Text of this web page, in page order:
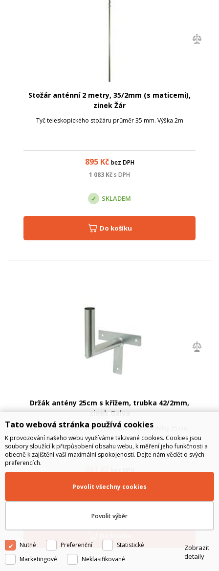
Stožár anténní 2 metry, 35/2mm (s maticemi),
zinek Žár
Tyč teleskopického stožáru průměr 35 mm. Výška 2m
895Kč bez DPH
1 083 Kčs DPH
SKLADEM
Do košíku
Držák antény 25cm s křížem, trubka 42/2mm,
zinek Galva
Držák pro instalaci antény na stěnu. Konzola délky 25 cm.
361Kč bez DPH
437
Tato webová stránka používá cookies
K provozování našeho webu využíváme takzvané cookies. Cookies jsou
soubory sloužící k přizpůsobení obsahu webu, k měření jeho funkčnosti a
obecně k zajištění vaší maximální spokojenosti. Dejte nám vědět o svých
preferencích.
Povolit výběr
Povolit všechny cookies
Nutné Preferenční
Statistické
Marketingové
Neklasifikované
Zobrazit
detaily